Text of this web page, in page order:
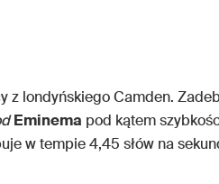
londyńskiego Camden.
Eminema pod kątem
w tempie 4,45 słów na